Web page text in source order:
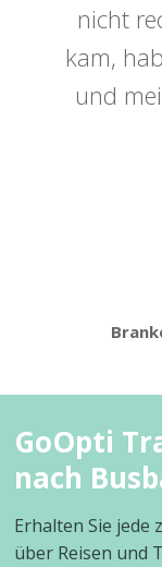
nicht
kam,
und
GoOpti
nach
Erhalten Sie jede
über Reisen und